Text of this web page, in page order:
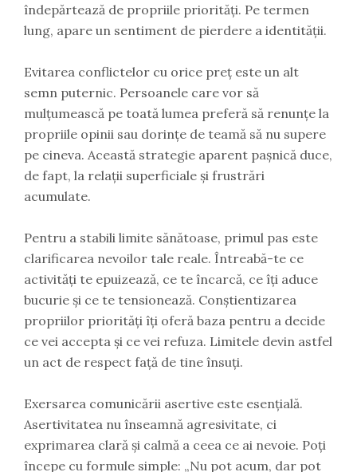
îndepărtează de propriile priorități. Pe termen
lung, apare un sentiment de pierdere a identității.
Evitarea conflictelor cu orice preț este un alt
semn puternic. Persoanele care vor să
mulțumească pe toată lumea preferă să renunțe la
propriile opinii sau dorințe de teamă să nu supere
pe cineva. Această strategie aparent pașnică duce,
de fapt, la relații superficiale și frustrări
acumulate.
Pentru a stabili limite sănătoase, primul pas este
clarificarea nevoilor tale reale. Întreabă-te ce
activități te epuizează, ce te încarcă, ce îți aduce
bucurie și ce te tensionează. Conștientizarea
propriilor priorități îți oferă baza pentru a decide
ce vei accepta și ce vei refuza. Limitele devin astfel
un act de respect față de tine însuți.
Exersarea comunicării asertive este esențială.
Asertivitatea nu înseamnă agresivitate, ci
exprimarea clară și calmă a ceea ce ai nevoie. Poți
începe cu formule simple: „Nu pot acum, dar pot